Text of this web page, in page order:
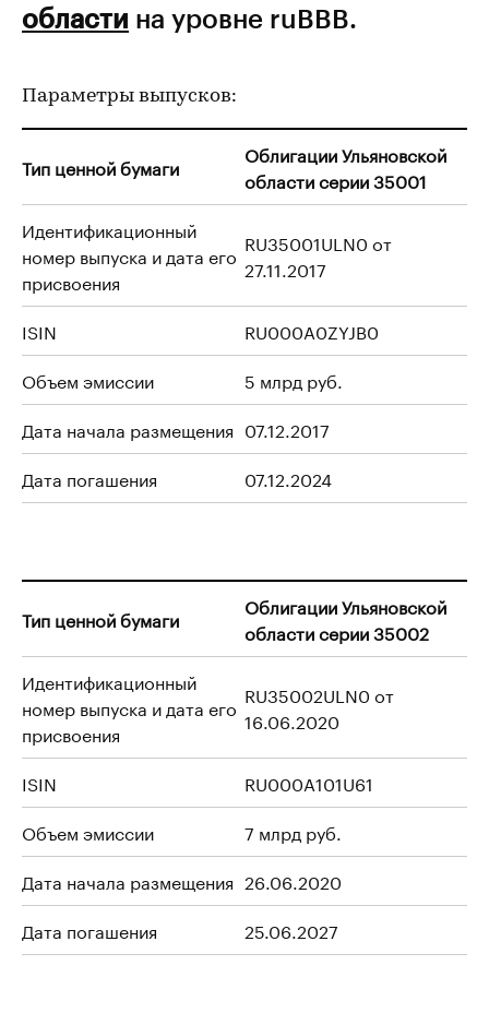
области на уровне ruBBB.
Параметры выпусков:
Тип ценной бумаги
Облигации Ульяновской
области серии 35001
Идентификационный
номер выпуска и дата его
присвоения
RU35001ULN0 от
27.11.2017
ISIN
RU000A0ZYJB0
Объем эмиссии
5 млрд руб.
Дата начала размещения 07.12.2017
Дата погашения
07.12.2024
Тип ценной бумаги
Облигации Ульяновской
области серии 35002
Идентификационный
номер выпуска и дата его
присвоения
RU35002ULN0 от
16.06.2020
ISIN
RU000A101U61
Объем эмиссии
7 млрд руб.
Дата начала размещения 26.06.2020
Дата погашения
25.06.2027